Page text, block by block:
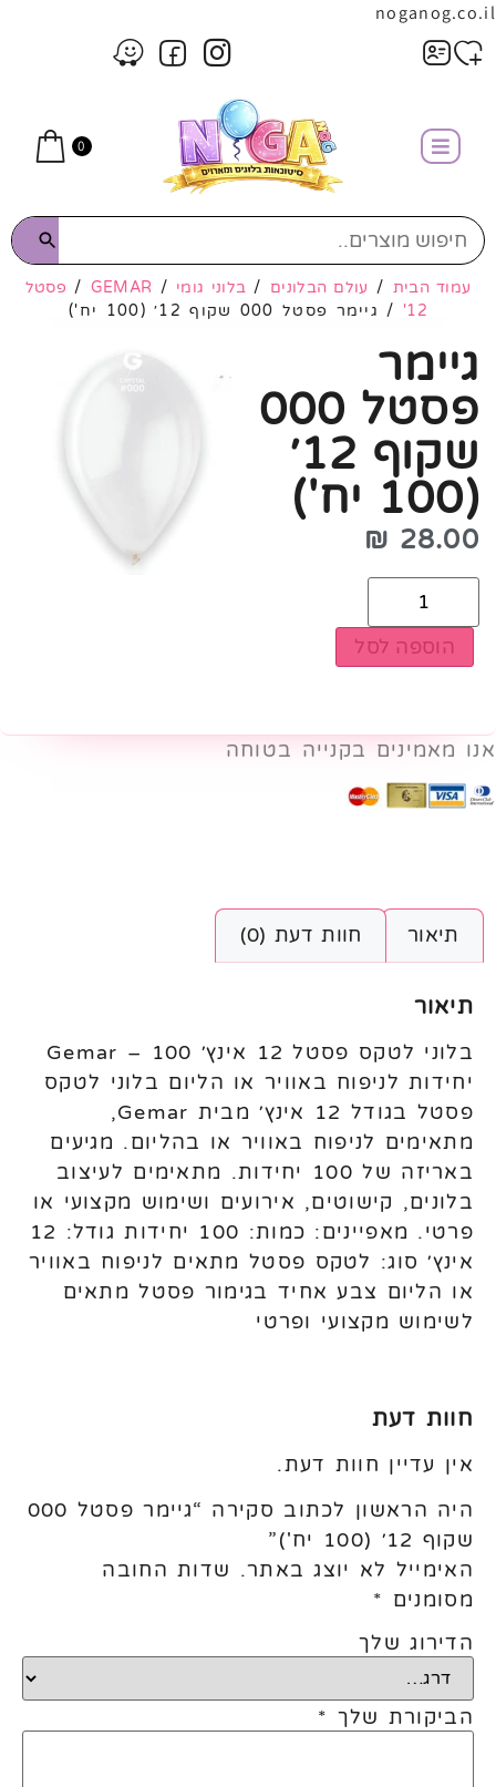
noganog.co.il
0
עמוד הבית / עולם הבלונים / בלוני גומי /
GEMAR
/ פסטל
12'
/ גיימר פסטל 000 שקוף 12׳ (100 יח')
גיימר
פסטל 000
שקוף 12׳
(100 יח')
28.00
₪
הוספה לסל
אנו מאמינים בקנייה בטוחה
תיאור חוות דעת (0)
תיאור
בלוני לטקס פסטל 12 אינץ׳ Gemar – 100
יחידות לניפוח באוויר או הליום בלוני לטקס
פסטל בגודל 12 אינץ׳ מבית Gemar,
מתאימים לניפוח באוויר או בהליום. מגיעים
באריזה של 100 יחידות. מתאימים לעיצוב
בלונים, קישוטים, אירועים ושימוש מקצועי או
פרטי. מאפיינים: כמות: 100 יחידות גודל: 12
אינץ׳ סוג: לטקס פסטל מתאים לניפוח באוויר
או הליום צבע אחיד בגימור פסטל מתאים
לשימוש מקצועי ופרטי
חוות דעת
אין עדיין חוות דעת.
היה הראשון לכתוב סקירה “גיימר פסטל 000
שקוף 12׳ (100 יח')”
האימייל לא יוצג באתר. שדות החובה
מסומנים *
הדירוג שלך
הביקורת שלך *